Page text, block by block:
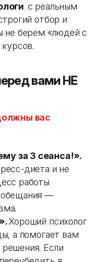
с реальным
отбор и
не берем «людей с
вами НЕ
вас
за 3 сеанса!».
диета и не
работы
обещания —
Хороший психолог
а помогает вам
Если